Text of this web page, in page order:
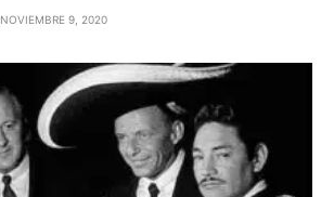
NOVIEMBRE 9, 2020